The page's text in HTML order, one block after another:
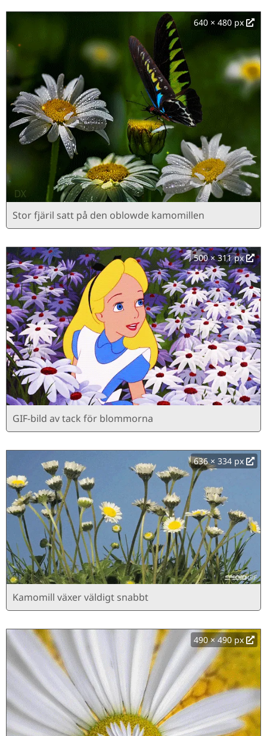
640 × 480 px
Stor fjäril satt på den oblowde kamomillen
500 × 311 px
GIF-bild av tack för blommorna
636 × 334 px
Kamomill växer väldigt snabbt
490 × 490 px